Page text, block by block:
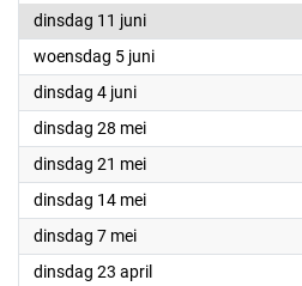
dinsdag 11 juni2024
woensdag 5 juni2024
dinsdag 4 juni2024
dinsdag 28 mei2024
dinsdag 21 mei2024
dinsdag 14 mei2024
dinsdag 7 mei2024
dinsdag 23 april2024